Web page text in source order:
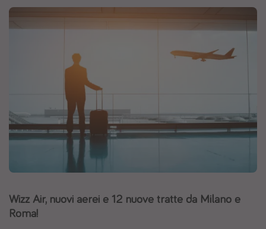
Hotel
Vacanze
Tutte le destinazioni
Italia
Albania
Egitto
Tunisia
Wizz Air, nuovi aerei e 12 nuove tratte da Milano e
Roma!